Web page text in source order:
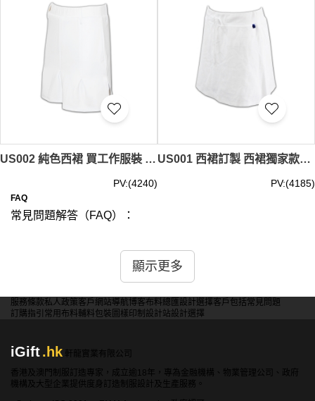
US002 純色西裙 買工作服裝 制服公司 制服訂造店
PV:(4240)
US001 西裙訂製 西裙獨家款式 女士西裝穿搭 批發西裙 專賣西裙 公司制服訂做 制服訂造店 西裙專賣店
PV:(4185)
FAQ
常見問題解答（FAQ）：
答： 我們的西裙訂製服務包括專業量身、個性化設計、面
料選擇以及成衣試穿和調整。我們致力於提供高品質、合身
紡、亞麻、絲綢、棉布等。此外，我們的設計師會根據您的
需求和喜好，為您提供多樣的款式建議，包括經典款、修身
款、A字裙款等，確保每一條西裙都能展現您的個人風格和
顯示更多
服務條款私人政策客戶 網站導航博客布料總匯設計選擇客戶包括常見問題
訂購指引 常用布料輔料包裝 圖樣印制 設計站設計選擇
iGift.hk
軒龍實業有限公司
香港及澳門制服訂造專家，成立逾18年，專為金融機構、物業管理公司、政府
機構及大型企業提供度身訂造制服設計及生產服務。